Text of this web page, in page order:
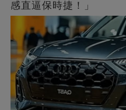
感直逼保時捷！」